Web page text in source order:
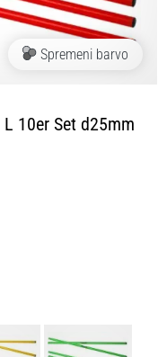
Spremeni barvo
10er Set d25mm